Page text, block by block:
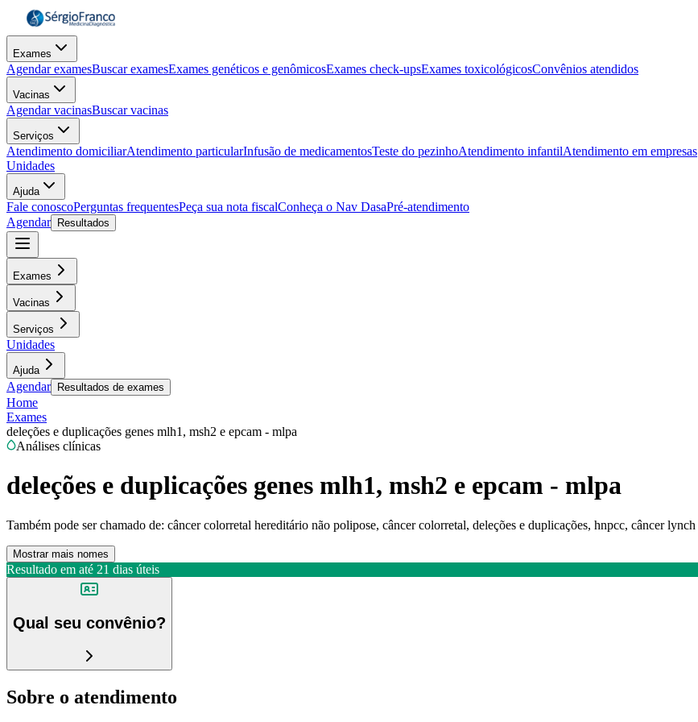
Exames
Agendar examesBuscar examesExames genéticos e genômicosExames check-upsExames toxicológicosConvênios atendidos
Vacinas
Agendar vacinasBuscar vacinas
Serviços
Atendimento domiciliarAtendimento particularInfusão de medicamentosTeste do pezinhoAtendimento infantilAtendimento em empresas
Unidades
Ajuda
Fale conoscoPerguntas frequentesPeça sua nota fiscalConheça o Nav DasaPré-atendimento
Agendar
Resultados
Exames
Vacinas
Serviços
Unidades
Ajuda
Agendar Resultados de exames
Home
Exames
deleções e duplicações genes mlh1, msh2 e epcam - mlpa
Análises clínicas
deleções e duplicações genes mlh1, msh2 e epcam - mlpa
Também pode ser chamado de: câncer colorretal hereditário não polipose, câncer colorretal, deleções e duplicações, hnpcc, câncer lynch
Mostrar mais nomes
Resultado em até 21 dias úteis
Qual seu convênio?
Sobre o atendimento